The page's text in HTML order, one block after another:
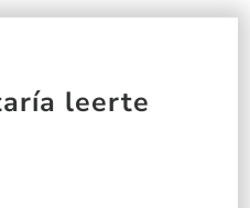
leerte